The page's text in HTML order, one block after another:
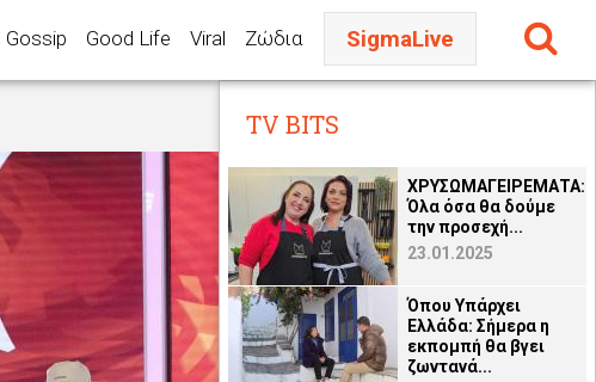
Gossip Good Life Viral Ζώδια SigmaLive
TV BITS
ΧΡΥΣΩΜΑΓΕΙΡΕΜΑΤΑ:
Όλα όσα θα δούμε
την προσεχή...
23.01.2025
Όπου Υπάρχει
Ελλάδα: Σήμερα η
εκπομπή θα βγει
ζωντανά...